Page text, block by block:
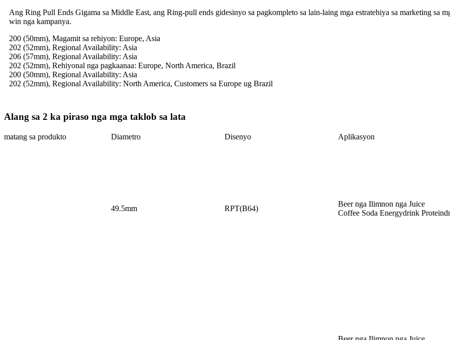
Ang Ring Pull Ends Gigama sa Middle East, ang Ring-pull ends gidesinyo sa pagkompleto sa lain-laing mga estratehiya sa marketing sa
win nga kampanya.
200 (50mm), Magamit sa rehiyon: Europe, Asia
202 (52mm), Regional Availability: Asia
206 (57mm), Regional Availability: Asia
202 (52mm), Rehiyonal nga pagkaanaa: Europe, North America, Brazil
200 (50mm), Regional Availability: Asia
202 (52mm), Regional Availability: North America, Customers sa Europe ug Brazil
Alang sa 2 ka piraso nga mga taklob sa lata
matang sa produkto Diametro Disenyo Aplikasyon
49.5mm RPT(B64)
Beer nga Ilimnon nga Juice
Coffee Soda Energydrink